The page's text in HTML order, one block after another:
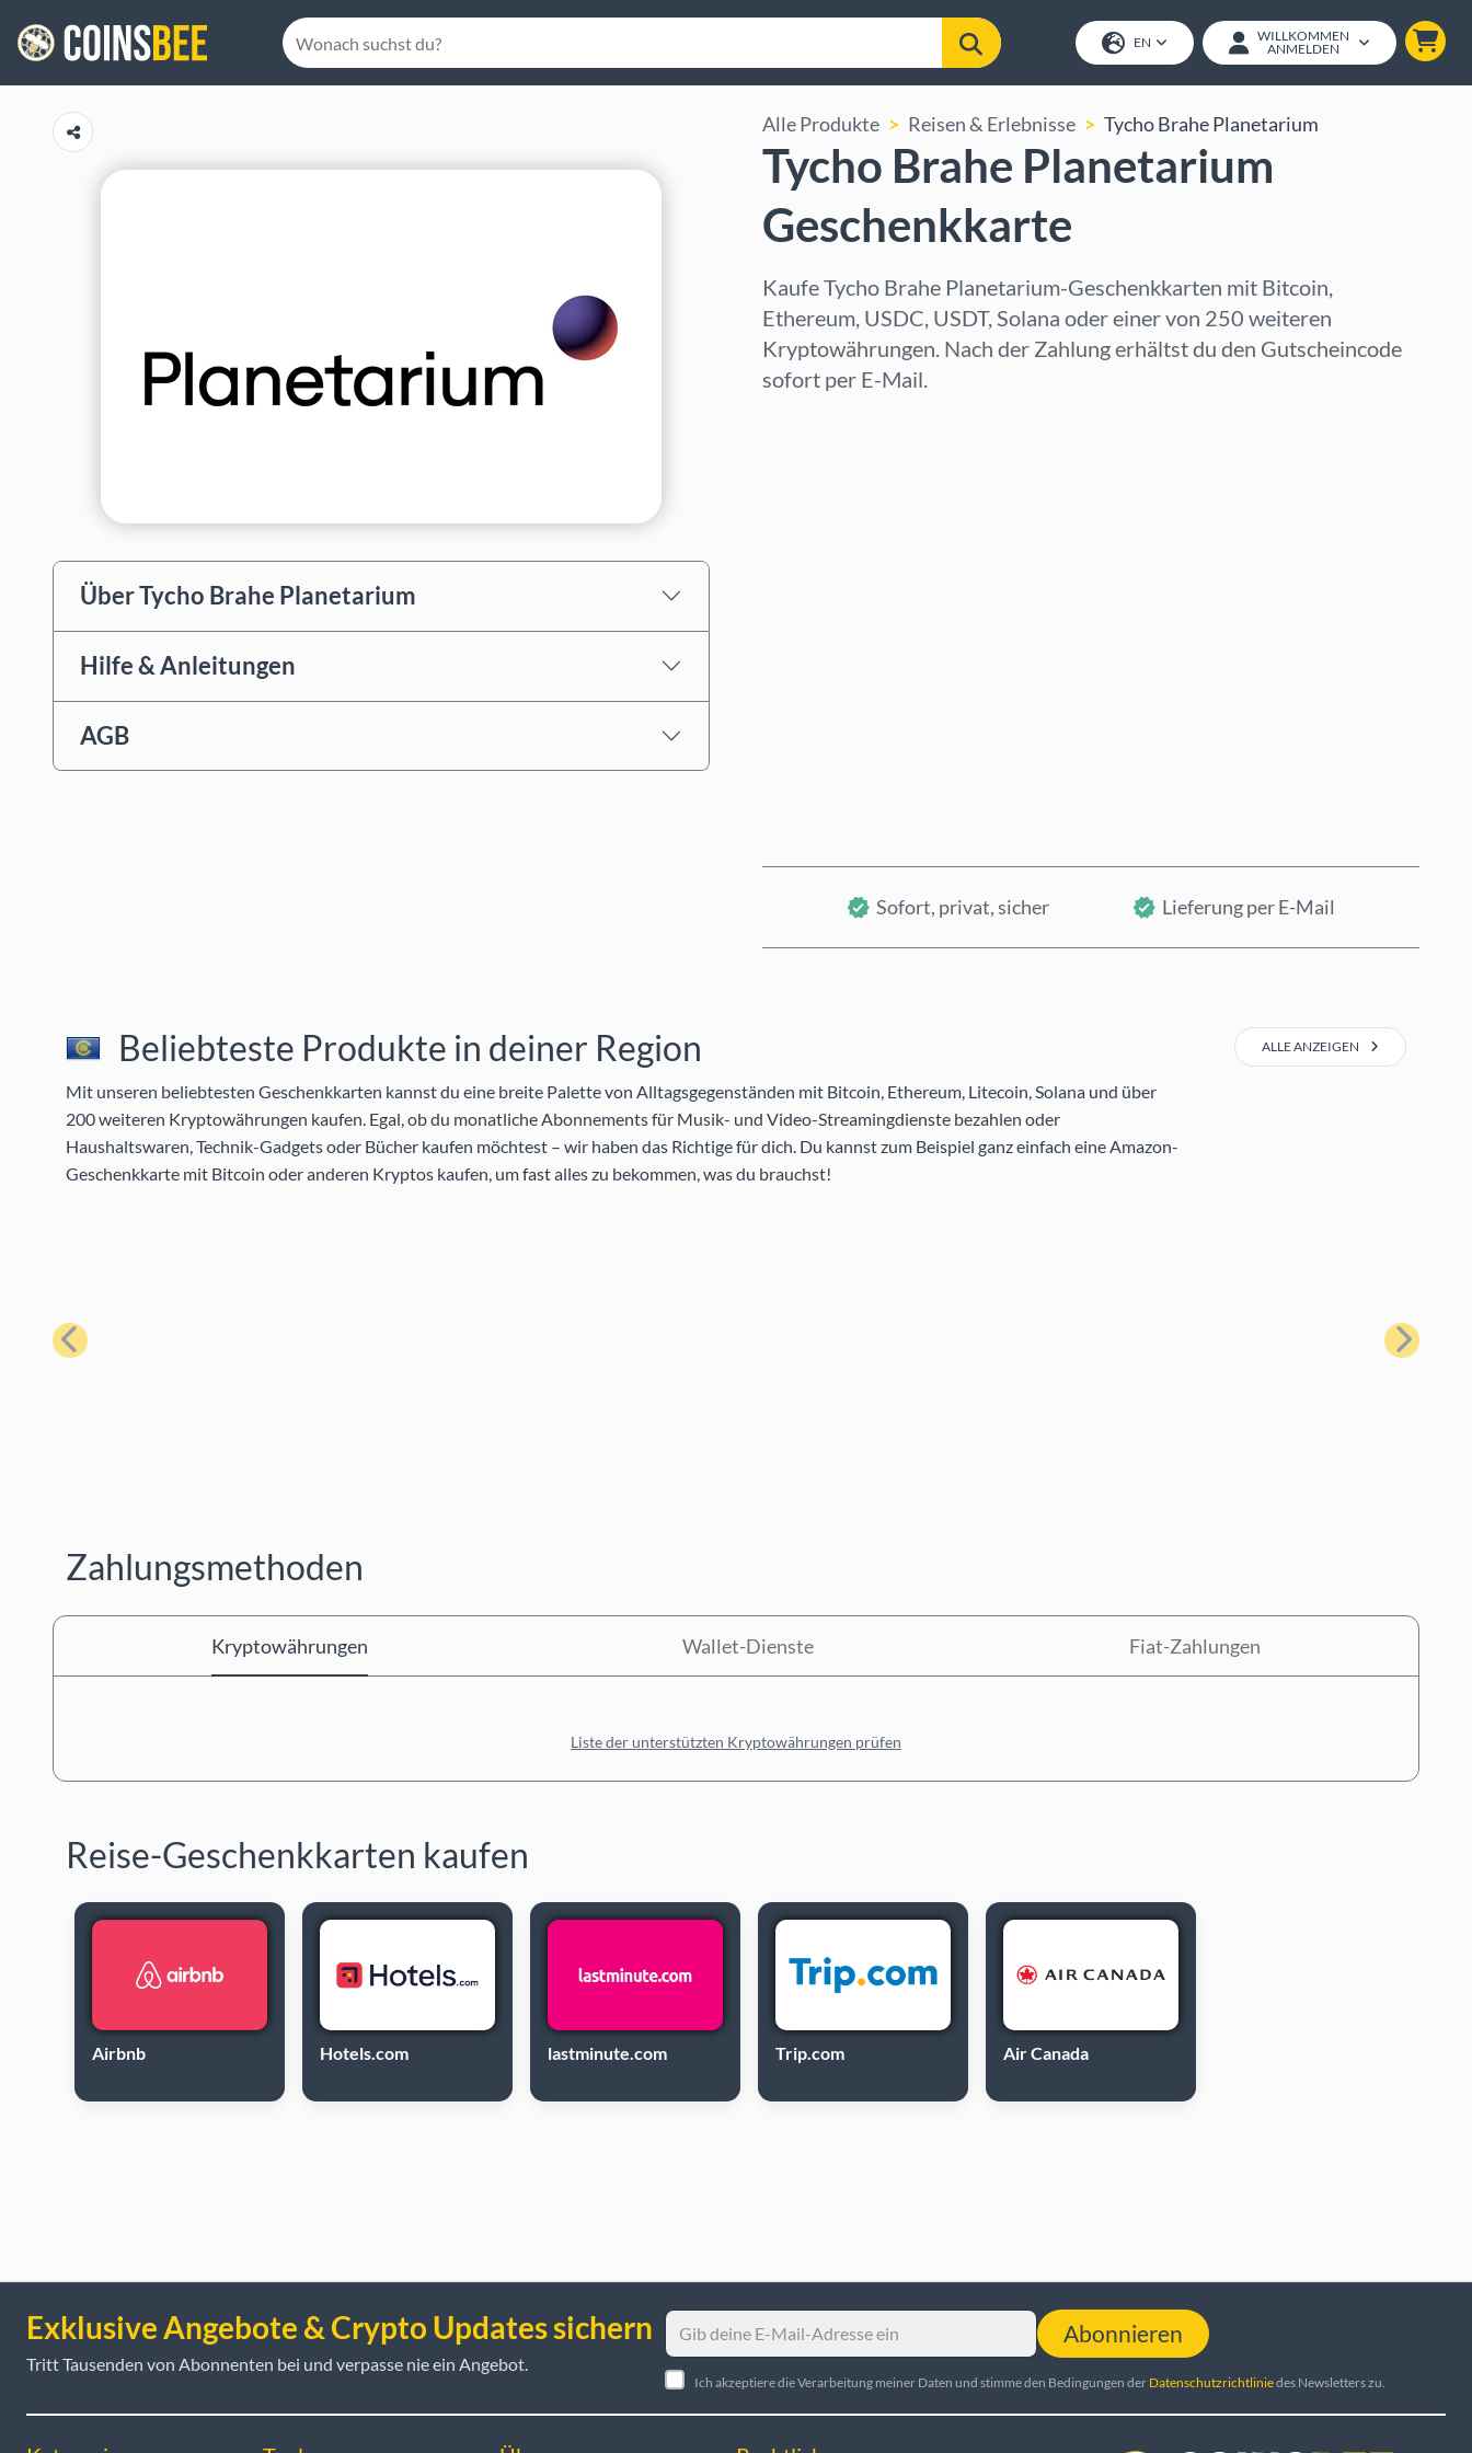
EN
WILLKOMMEN
ANMELDEN
Über Tycho Brahe Planetarium
Hilfe & Anleitungen
AGB
Alle Produkte Reisen & Erlebnisse Tycho Brahe Planetarium
Tycho Brahe Planetarium
Geschenkkarte
Kaufe Tycho Brahe Planetarium-Geschenkkarten mit Bitcoin,
Ethereum, USDC, USDT, Solana oder einer von 250 weiteren
Kryptowährungen. Nach der Zahlung erhältst du den Gutscheincode
sofort per E-Mail.
Sofort, privat, sicher Lieferung per E-Mail
Beliebteste Produkte in deiner Region
Mit unseren beliebtesten Geschenkkarten kannst du eine breite Palette von Alltagsgegenständen mit Bitcoin, Ethereum, Litecoin, Solana und über
200 weiteren Kryptowährungen kaufen. Egal, ob du monatliche Abonnements für Musik- und Video-Streamingdienste bezahlen oder
Haushaltswaren, Technik-Gadgets oder Bücher kaufen möchtest – wir haben das Richtige für dich. Du kannst zum Beispiel ganz einfach eine Amazon-
Geschenkkarte mit Bitcoin oder anderen Kryptos kaufen, um fast alles zu bekommen, was du brauchst!
ALLE ANZEIGEN
Zurück Weiter
Zahlungsmethoden
Kryptowährungen Wallet-Dienste Fiat-Zahlungen
Liste der unterstützten Kryptowährungen prüfen
Reise-Geschenkkarten kaufen
Airbnb Hotels.com lastminute.com Trip.com Air Canada
Exklusive Angebote & Crypto Updates sichern
Tritt Tausenden von Abonnenten bei und verpasse nie ein Angebot.
Abonnieren
Ich akzeptiere die Verarbeitung meiner Daten und stimme den Bedingungen der Datenschutzrichtliniedes Newsletters zu.